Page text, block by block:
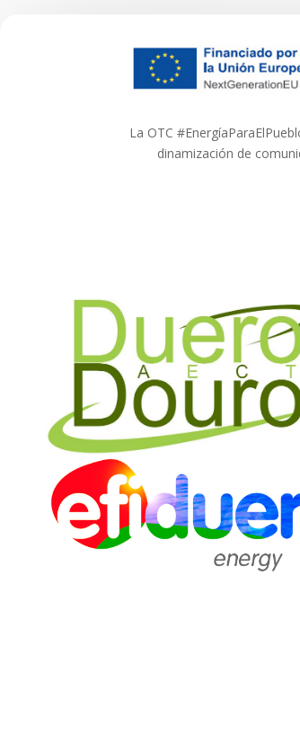
La OTC
dinamización de